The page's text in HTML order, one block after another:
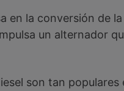
en la conversión de
un alternador
son tan